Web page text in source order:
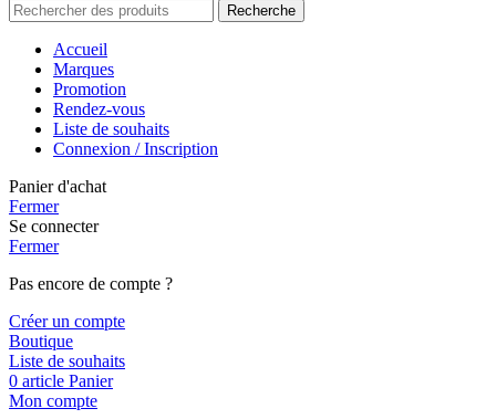
Recherche
Accueil
Marques
Promotion
Rendez-vous
Liste de souhaits
Connexion / Inscription
Panier d'achat
Fermer
Se connecter
Fermer
Pas encore de compte ?
Créer un compte
Boutique
Liste de souhaits
0 article Panier
Mon compte